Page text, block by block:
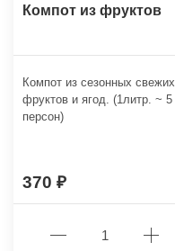
Компот из фруктов
Компот из сезонных свежих
фруктов и ягод. (1литр. ~ 5
персон)
370